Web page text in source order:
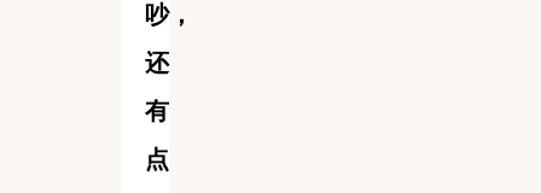
吵，
还
有
点